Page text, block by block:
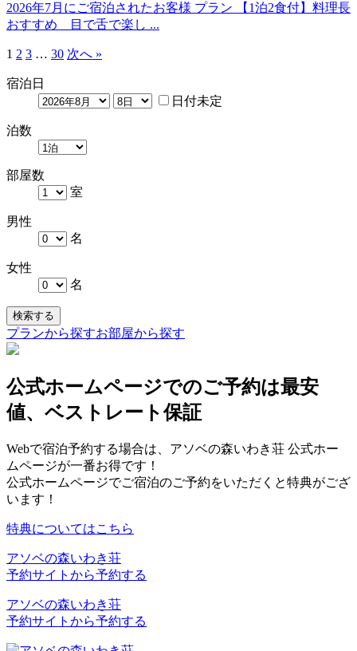
2026年7月にご宿泊されたお客様 プラン 【1泊2食付】料理長
おすすめ 目で舌で楽し ...
1 2 3 … 30 次へ »
宿泊日
日付未定
泊数
部屋数
室
男性
名
女性
名
検索する
プランから探すお部屋から探す
公式ホームページでのご予約は最安
値、ベストレート保証
Webで宿泊予約する場合は、アソベの森いわき荘 公式ホー
ムページが一番お得です！
公式ホームページでご宿泊のご予約をいただくと特典がござ
います！
特典についてはこちら
アソベの森いわき荘
予約サイトから予約する
アソベの森いわき荘
予約サイトから予約する